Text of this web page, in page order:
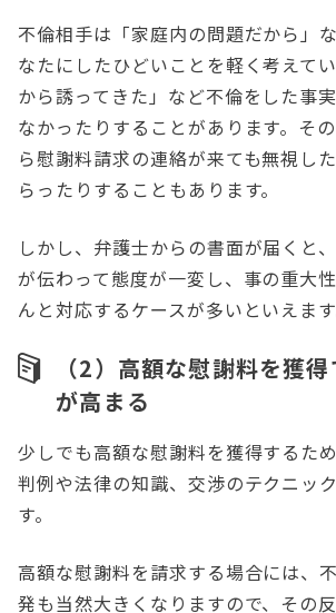
不倫相手は「家庭内の問題だから」
なたにしたひどいことを軽く考えて
から誘ってきた」など不倫をした事
なかったりすることがあります。そ
ら慰謝料請求の連絡が来ても無視し
らったりすることもあります。
しかし、弁護士からの書面が届くと
が伝わって態度が一変し、事の重大
んと対応するケースが多いといえます
（2）高額な慰謝料を獲
が高まる
少しでも高額な慰謝料を獲得するた
判例や法律の知識、交渉のテクニッ
す。
高額な慰謝料を請求する場合には、
発も当然大きくなりますので、その